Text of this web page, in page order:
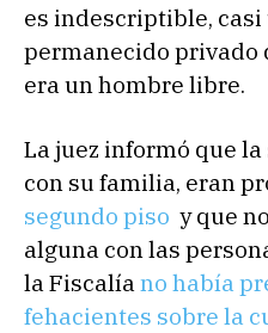
es indescriptible, casi
permanecido privado
era un hombre libre.
La juez informó que
con su familia, eran
segundo piso y que
alguna con las
la Fiscalía no había
fehacientes sobre la